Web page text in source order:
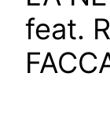
feat.